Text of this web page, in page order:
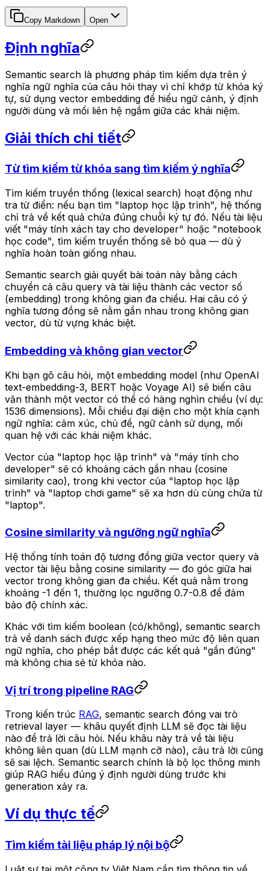
Copy Markdown Open
Định nghĩa
Semantic search là phương pháp tìm kiếm dựa trên ý
nghĩa ngữ nghĩa của câu hỏi thay vì chỉ khớp từ khóa ký
tự, sử dụng vector embedding để hiểu ngữ cảnh, ý định
người dùng và mối liên hệ ngầm giữa các khái niệm.
Giải thích chi tiết
Từ tìm kiếm từ khóa sang tìm kiếm ý nghĩa
Tìm kiếm truyền thống (lexical search) hoạt động như
tra từ điển: nếu bạn tìm "laptop học lập trình", hệ thống
chỉ trả về kết quả chứa đúng chuỗi ký tự đó. Nếu tài liệu
viết "máy tính xách tay cho developer" hoặc "notebook
học code", tìm kiếm truyền thống sẽ bỏ qua — dù ý
nghĩa hoàn toàn giống nhau.
Semantic search giải quyết bài toán này bằng cách
chuyển cả câu query và tài liệu thành các vector số
(embedding) trong không gian đa chiều. Hai câu có ý
nghĩa tương đồng sẽ nằm gần nhau trong không gian
vector, dù từ vựng khác biệt.
Embedding và không gian vector
Khi bạn gõ câu hỏi, một embedding model (như OpenAI
text-embedding-3, BERT hoặc Voyage AI) sẽ biến câu
văn thành một vector có thể có hàng nghìn chiều (ví dụ:
1536 dimensions). Mỗi chiều đại diện cho một khía cạnh
ngữ nghĩa: cảm xúc, chủ đề, ngữ cảnh sử dụng, mối
quan hệ với các khái niệm khác.
Vector của "laptop học lập trình" và "máy tính cho
developer" sẽ có khoảng cách gần nhau (cosine
similarity cao), trong khi vector của "laptop học lập
trình" và "laptop chơi game" sẽ xa hơn dù cùng chứa từ
"laptop".
Cosine similarity và ngưỡng ngữ nghĩa
Hệ thống tính toán độ tương đồng giữa vector query và
vector tài liệu bằng cosine similarity — đo góc giữa hai
vector trong không gian đa chiều. Kết quả nằm trong
khoảng -1 đến 1, thường lọc ngưỡng 0.7-0.8 để đảm
bảo độ chính xác.
Khác với tìm kiếm boolean (có/không), semantic search
trả về danh sách được xếp hạng theo mức độ liên quan
ngữ nghĩa, cho phép bắt được các kết quả "gần đúng"
mà không chia sẻ từ khóa nào.
Vị trí trong pipeline RAG
Trong kiến trúc RAG, semantic search đóng vai trò
retrieval layer — khâu quyết định LLM sẽ đọc tài liệu
nào để trả lời câu hỏi. Nếu khâu này trả về tài liệu
không liên quan (dù LLM mạnh cỡ nào), câu trả lời cũng
sẽ sai lệch. Semantic search chính là bộ lọc thông minh
giúp RAG hiểu đúng ý định người dùng trước khi
generation xảy ra.
Ví dụ thực tế
Tìm kiếm tài liệu pháp lý nội bộ